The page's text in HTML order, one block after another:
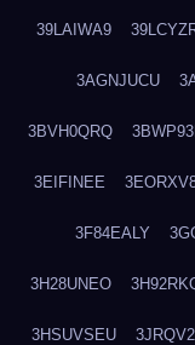
39LAIWA9
3AGNJUCU
3BVH0QRQ
3EIFINEE
3F84EALY
3H28UNEO
3HSUVSEU